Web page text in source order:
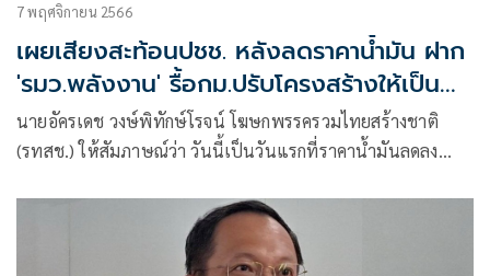
7 พฤศจิกายน 2566
เผยเสียงสะท้อนปชช. หลังลดราคาน้ำมัน ฝาก
'รมว.พลังงาน' รื้อกม.ปรับโครงสร้างให้เป็น
ธรรม
นายอัครเดช วงษ์พิทักษ์โรจน์ โฆษกพรรครวมไทยสร้างชาติ
(รทสช.) ให้สัมภาษณ์ว่า วันนี้เป็นวันแรกที่ราคาน้ำมันลดลง
น้ำมันพบว่า ประชาชนดีใจที่ราคาน้ำมันลดลงช่วยเหลือค่าครอง